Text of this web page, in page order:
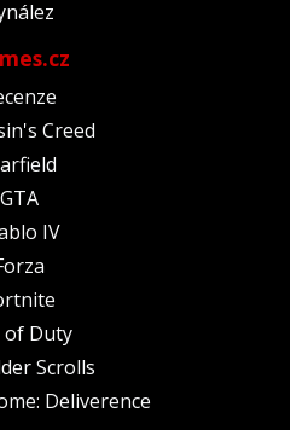
Creed
GTA
IV
of Duty
Scrolls
Deliverence